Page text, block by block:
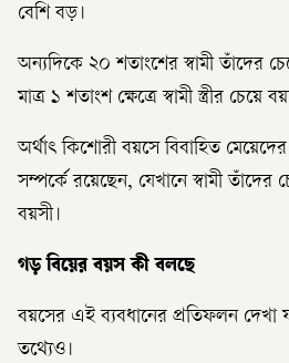
বেশি বড়।
অন্যদিকে ২০ শতাংশের স্বামী তাঁদের
মাত্র ১ শতাংশ ক্ষেত্রে স্বামী স্ত্রীর চেয়ে
অর্থাৎ কিশোরী বয়সে বিবাহিত
সম্পর্কে রয়েছেন, যেখানে স্বামী
বয়সী।
গড় বিয়ের বয়স কী বলছে
বয়সের এই ব্যবধানের প্রতিফলন দেখা
তথ্যেও।